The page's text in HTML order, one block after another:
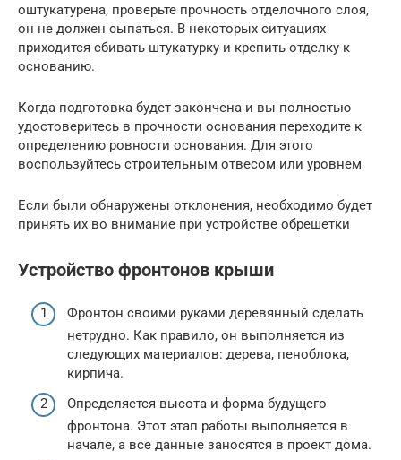
оштукатурена, проверьте прочность отделочного слоя,
он не должен сыпаться. В некоторых ситуациях
приходится сбивать штукатурку и крепить отделку к
основанию.
Когда подготовка будет закончена и вы полностью
удостоверитесь в прочности основания переходите к
определению ровности основания. Для этого
воспользуйтесь строительным отвесом или уровнем
Если были обнаружены отклонения, необходимо будет
принять их во внимание при устройстве обрешетки
Устройство фронтонов крыши
Фронтон своими руками деревянный сделать
нетрудно. Как правило, он выполняется из
следующих материалов: дерева, пеноблока,
кирпича.
Определяется высота и форма будущего
фронтона. Этот этап работы выполняется в
начале, а все данные заносятся в проект дома.